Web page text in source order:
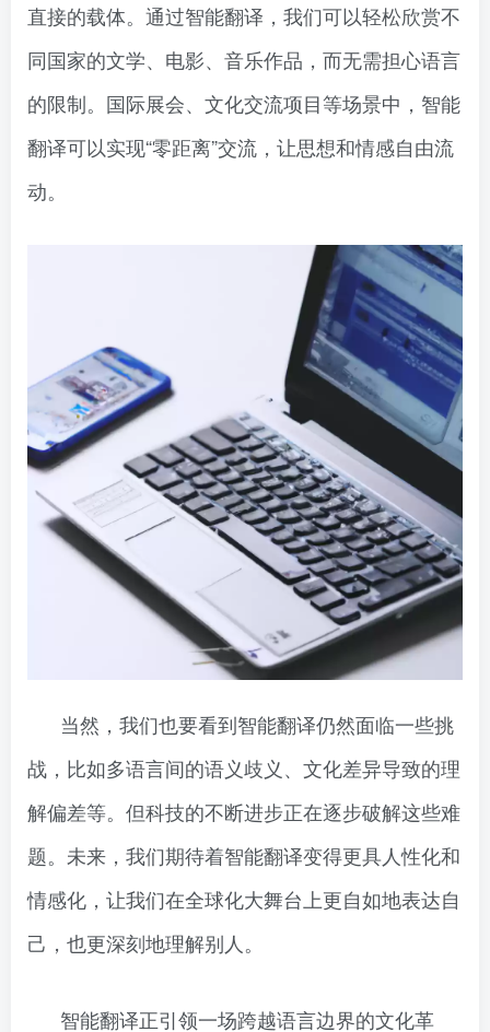
直接的载体。通过智能翻译，我们可以轻松欣赏不
同国家的文学、电影、音乐作品，而无需担心语言
的限制。国际展会、文化交流项目等场景中，智能
翻译可以实现“零距离”交流，让思想和情感自由流
动。
当然，我们也要看到智能翻译仍然面临一些挑
战，比如多语言间的语义歧义、文化差异导致的理
解偏差等。但科技的不断进步正在逐步破解这些难
题。未来，我们期待着智能翻译变得更具人性化和
情感化，让我们在全球化大舞台上更自如地表达自
己，也更深刻地理解别人。
智能翻译正引领一场跨越语言边界的文化革